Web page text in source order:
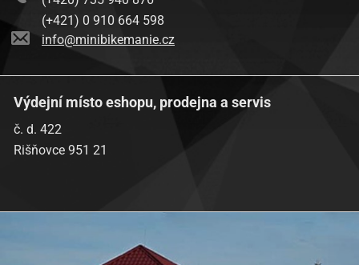
(+421) 0 910 664 598
info@minibikemanie.cz
Výdejní místo eshopu, prodejna a servis
č. d. 422
Rišňovce 951 21